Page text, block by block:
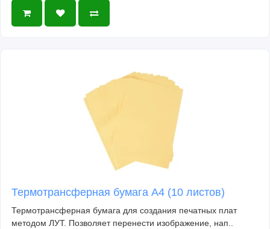
Термотрансферная бумага А4 (10 листов)
Термотрансферная бумага для создания печатных плат
методом ЛУТ. Позволяет перенести изображение, нап..